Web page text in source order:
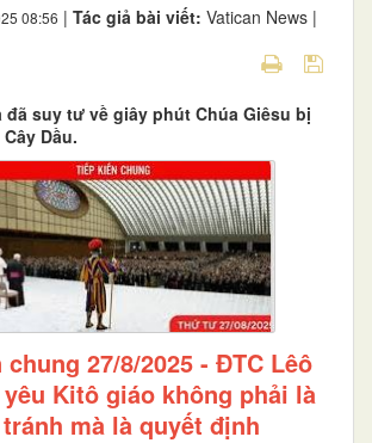
08:56 | Tác giả bài viết: Vatican News |
suy tư về giây phút Chúa Giêsu bị
Dầu.
27/8/2025 - ĐTC Lêô
Kitô giáo không phải là
mà là quyết định